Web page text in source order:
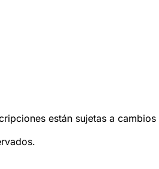
están sujetas a